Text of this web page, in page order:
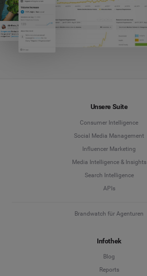
Unsere Suite
Consumer Intelligence
Social Media Management
Influencer Marketing
Media Intelligence & Insights
Search Intelligence
APIs
Brandwatch für Agenturen
Infothek
Blog
Reports